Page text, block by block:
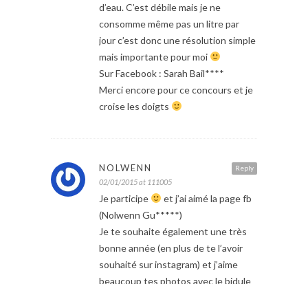
d’eau. C’est débile mais je ne
consomme même pas un litre par
jour c’est donc une résolution simple
mais importante pour moi
Sur Facebook : Sarah Bail****
Merci encore pour ce concours et je
croise les doigts
Reply
NOLWENN
02/01/2015 at 111005
Je participe
et j’ai aimé la page fb
(Nolwenn Gu*****)
Je te souhaite également une très
bonne année (en plus de te l’avoir
souhaité sur instagram) et j’aime
beaucoup tes photos avec le bidule